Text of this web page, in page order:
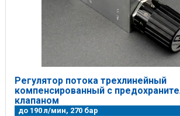
Регулятор потока трехлинейный
компенсированный с
клапаном
до 190 л/мин, 270 бар